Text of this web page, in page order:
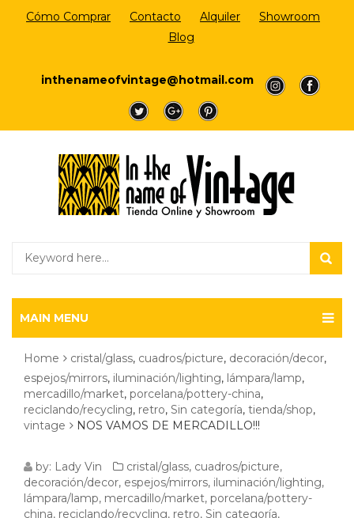
Cómo Comprar Contacto Alquiler
Showroom
Blog
inthenameofvintage@hotmail.com
a
a
a
a a
MAIN MENU
Home cristal/glass, cuadros/picture, decoración/decor,
espejos/mirrors, iluminación/lighting, lámpara/lamp,
mercadillo/market, porcelana/pottery-china,
reciclando/recycling, retro, Sin categoría, tienda/shop,
vintage
NOS VAMOS DE MERCADILLO!!!
NOS
VAMOS
by: Lady Vin cristal/glass, cuadros/picture,
decoración/decor, espejos/mirrors, iluminación/lighting,
lámpara/lamp, mercadillo/market, porcelana/pottery-
china, reciclando/recycling, retro, Sin categoría,